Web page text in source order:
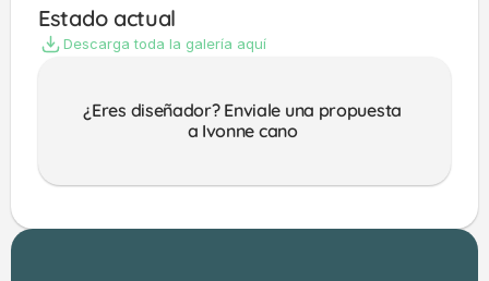
Estado actual
Descarga toda la galería aquí
¿Eres diseñador? Enviale una propuesta
a Ivonne cano